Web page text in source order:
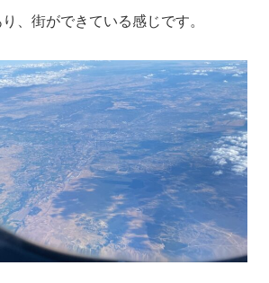
、街ができている感じです。